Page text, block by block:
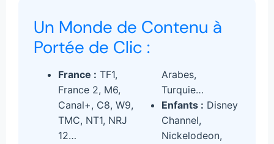
Un Monde de Contenu à
Portée de Clic :
France : TF1,
France 2, M6,
Canal+, C8, W9,
TMC, NT1, NRJ
12…
Arabes,
Turquie…
Enfants : Disney
Channel,
Nickelodeon,